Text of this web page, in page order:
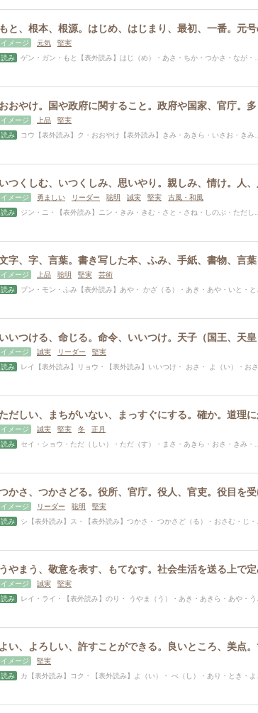
イメージ 元気
堅実
読み
ゲン・ガン・もと【表外読み】はじ（め）・あさ・ちか・つかさ・なが・はじむ・はじめ・はる・まさ・もと・ゆき・よし
イメージ 上品
堅実
読み
コウ【表外読み】ク・おおやけ【表外読み】きみ・あきら・いさお・きみ・きん・さと・ただ・ただし・たか・とおる・とも・なお・ひと・ひろ・まさ・ゆき
イメージ 勇ましい リーダー 聡明 誠実 堅実
古風・和風
読み
ジン・ニ・【表外読み】ニン・きみ・きむ・さと・さね・しのぶ・ただし・と・とよ・のぶ・のり・ひさし・ひと・ひとし・ひろし・まさ・まさし・み・めぐみ・めぐむ・やすし・よし
イメージ 上品 聡明 堅実
芸術
読み
ブン・モン・ふみ【表外読み】あや・ かざ（る）・あき・あや・いと・とも・のぶ・のり・ひさ・ひとし・ふ・ふむ・み・や・やす・ゆき・よし
イメージ 誠実 リーダー
堅実
読み
レイ【表外読み】リョウ・【表外読み】いいつけ・ おさ・ よ（い）・おさ・なり・のり・はる・よし・れ
イメージ 誠実 堅実 冬
正月
読み
セイ・ショウ・ただ（しい）・ただ（す）・まさ・あきら・おさ・きみ・さだ・ただ・ただし・たか・つら・なお・のぶ・まさし・よし・かみ
イメージ リーダー 聡明
堅実
読み
シ【表外読み】ス・【表外読み】つかさ・ つかさど（る）・おさむ・じ・つとむ・もと・もり・かず
イメージ 誠実
堅実
読み
レイ・ライ・【表外読み】のり・ うやま（う）・あき・あきら・あや・うや・なり・のり・ひろ・ひろし・まさ・まさし・みち・ゆき・よし・れ・かた
イメージ
堅実
読み
カ【表外読み】コク・【表外読み】よ（い）・ べ（し）・あり・とき・よく・よし・より